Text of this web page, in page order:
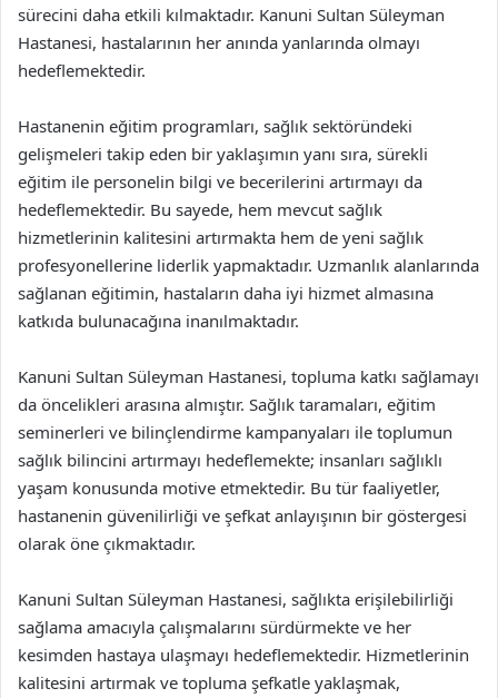
sürecini daha etkili kılmaktadır. Kanuni Sultan Süleyman
Hastanesi, hastalarının her anında yanlarında olmayı
hedeflemektedir.
Hastanenin eğitim programları, sağlık sektöründeki
gelişmeleri takip eden bir yaklaşımın yanı sıra, sürekli
eğitim ile personelin bilgi ve becerilerini artırmayı da
hedeflemektedir. Bu sayede, hem mevcut sağlık
hizmetlerinin kalitesini artırmakta hem de yeni sağlık
profesyonellerine liderlik yapmaktadır. Uzmanlık alanlarında
sağlanan eğitimin, hastaların daha iyi hizmet almasına
katkıda bulunacağına inanılmaktadır.
Kanuni Sultan Süleyman Hastanesi, topluma katkı sağlamayı
da öncelikleri arasına almıştır. Sağlık taramaları, eğitim
seminerleri ve bilinçlendirme kampanyaları ile toplumun
sağlık bilincini artırmayı hedeflemekte; insanları sağlıklı
yaşam konusunda motive etmektedir. Bu tür faaliyetler,
hastanenin güvenilirliği ve şefkat anlayışının bir göstergesi
olarak öne çıkmaktadır.
Kanuni Sultan Süleyman Hastanesi, sağlıkta erişilebilirliği
sağlama amacıyla çalışmalarını sürdürmekte ve her
kesimden hastaya ulaşmayı hedeflemektedir. Hizmetlerinin
kalitesini artırmak ve topluma şefkatle yaklaşmak,